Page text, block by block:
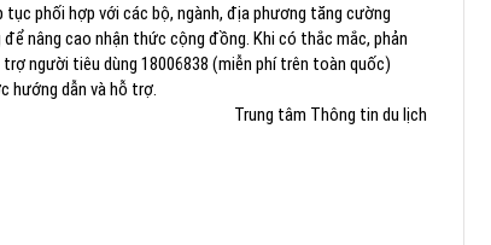
phối hợp với các bộ, ngành, địa phương tăng cường
nâng cao nhận thức cộng đồng. Khi có thắc mắc, phản
người tiêu dùng 18006838 (miễn phí trên toàn quốc)
hướng dẫn và hỗ trợ.
Trung tâm Thông tin du lịch